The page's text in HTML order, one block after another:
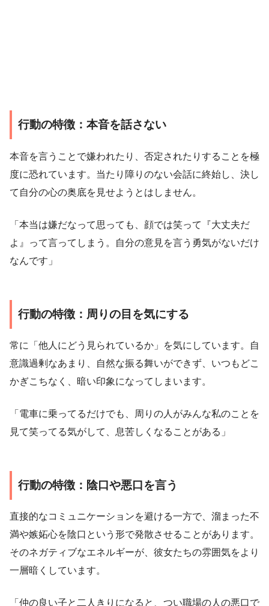
行動の特徴：本音を話さない
本音を言うことで嫌われたり、否定されたりすることを極
度に恐れています。当たり障りのない会話に終始し、決し
て自分の心の奥底を見せようとはしません。
「本当は嫌だなって思っても、顔では笑って『大丈夫だ
よ』って言ってしまう。自分の意見を言う勇気がないだけ
なんです」
行動の特徴：周りの目を気にする
常に「他人にどう見られているか」を気にしています。自
意識過剰なあまり、自然な振る舞いができず、いつもどこ
かぎこちなく、暗い印象になってしまいます。
「電車に乗ってるだけでも、周りの人がみんな私のことを
見て笑ってる気がして、息苦しくなることがある」
行動の特徴：陰口や悪口を言う
直接的なコミュニケーションを避ける一方で、溜まった不
満や嫉妬心を陰口という形で発散させることがあります。
そのネガティブなエネルギーが、彼女たちの雰囲気をより
一層暗くしています。
「仲の良い子と二人きりになると、つい職場の人の悪口で